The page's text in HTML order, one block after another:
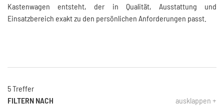
Kastenwagen entsteht, der in Qualität, Ausstattung und
Einsatzbereich exakt zu den persönlichen Anforderungen passt.
FILTERN NACH ausklappen +
5 Treffer